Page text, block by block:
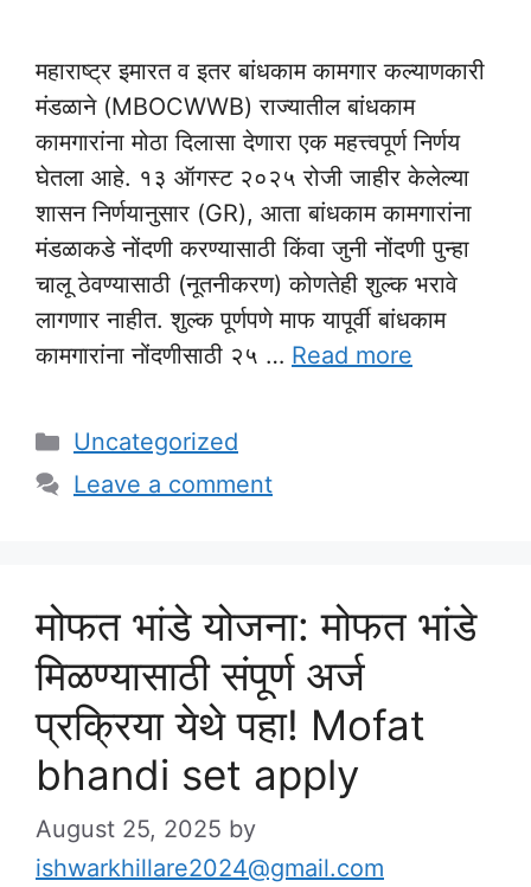
महाराष्ट्र इमारत व इतर बांधकाम कामगार कल्याणकारी
मंडळाने (MBOCWWB) राज्यातील बांधकाम
कामगारांना मोठा दिलासा देणारा एक महत्त्वपूर्ण निर्णय
घेतला आहे. १३ ऑगस्ट २०२५ रोजी जाहीर केलेल्या
शासन निर्णयानुसार (GR), आता बांधकाम कामगारांना
मंडळाकडे नोंदणी करण्यासाठी किंवा जुनी नोंदणी पुन्हा
चालू ठेवण्यासाठी (नूतनीकरण) कोणतेही शुल्क भरावे
लागणार नाहीत. शुल्क पूर्णपणे माफ यापूर्वी बांधकाम
कामगारांना नोंदणीसाठी २५ … Read more
Categories
Uncategorized
Leave a comment
मोफत भांडे योजना: मोफत भांडे
मिळण्यासाठी संपूर्ण अर्ज
प्रक्रिया येथे पहा! Mofat
bhandi set apply
August 25, 2025 by
ishwarkhillare2024@gmail.com